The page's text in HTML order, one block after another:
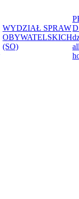
WYDZIAŁ SPRAW
OBYWATELSKICH
(SO)